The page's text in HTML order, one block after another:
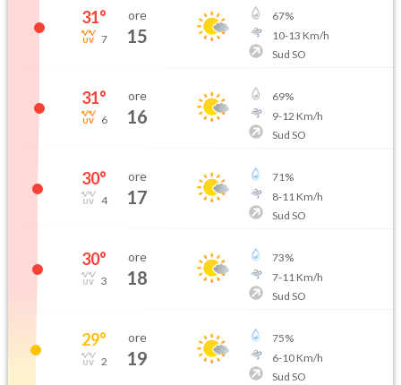
31°
7
ore
15
67%
10-13 Km/h
Sud SO
31°
6
ore
16
69%
9-12 Km/h
Sud SO
30°
4
ore
17
71%
8-11 Km/h
Sud SO
30°
3
ore
18
73%
7-11 Km/h
Sud SO
29°
2
ore
19
75%
6-10Km/h
Sud SO